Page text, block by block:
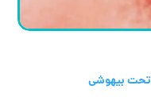
بیهوشی